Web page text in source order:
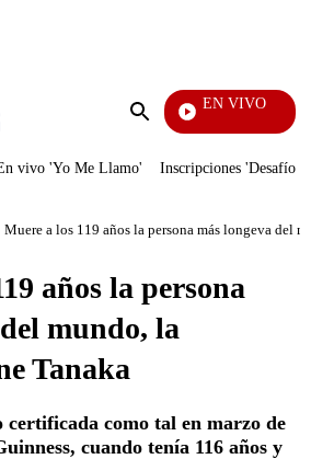
Enviar
EN VIVO
EFÉ
vivo 'Yo Me Llamo' Inscripciones 'Desafío'
Muere a los 119 años la persona más longeva del
años la persona
mundo, la
Tanaka
como tal en marzo de
cuando tenía 116 años y